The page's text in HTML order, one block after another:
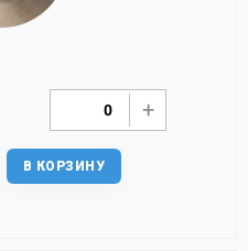
В КОРЗИНУ